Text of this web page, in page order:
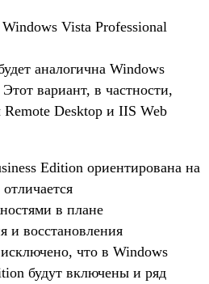
Vista Professional
аналогична Windows
вариант, в частности,
Desktop и IIS Web
Edition ориентирована на
в плане
и восстановления
что в Windows
будут включены и ряд